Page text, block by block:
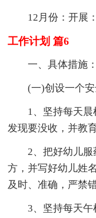
12月份：开展：
工作计划 篇6
一、具体措施：
(一)创设一个安
1、坚持每天晨
发现要没收，并教
2、把好幼儿服
方，并写好幼儿姓
及时、准确，严禁
3、坚持每天午